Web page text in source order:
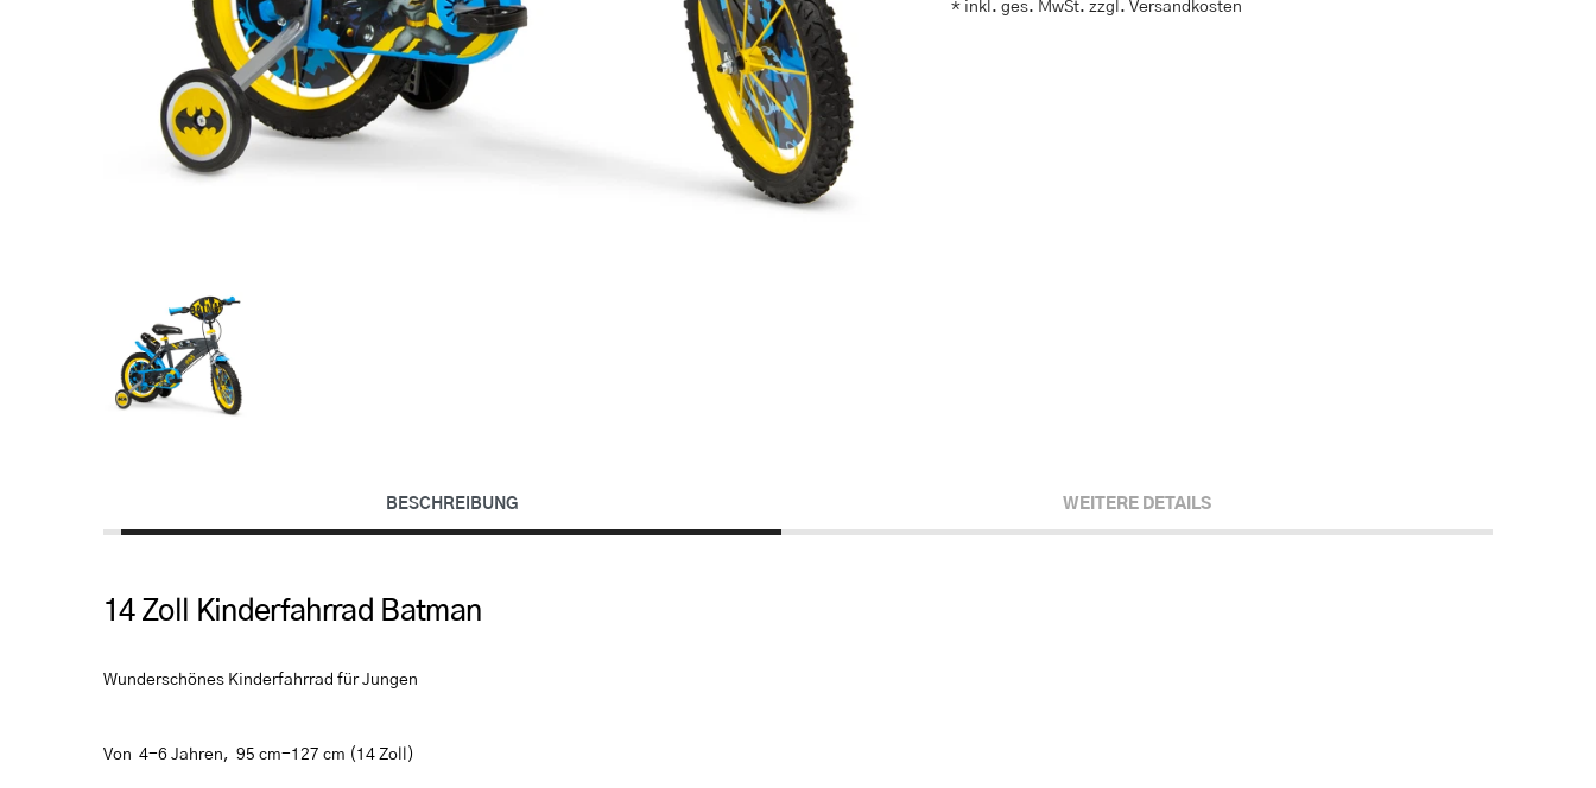
* inkl. ges. MwSt. zzgl. Versandkosten
BESCHREIBUNG WEITERE DETAILS
14 Zoll Kinderfahrrad Batman
Wunderschönes Kinderfahrrad für Jungen
Von 4-6 Jahren, 95 cm-127 cm (14 Zoll)